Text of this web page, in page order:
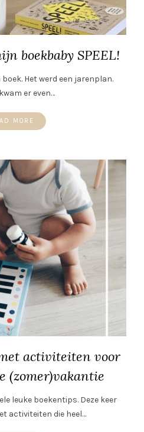
boekbaby SPEEL!
Het werd een jarenplan.
er even…
MORE
activiteiten voor
(zomer)vakantie
leuke boekentips. Deze keer
activiteiten die heel…